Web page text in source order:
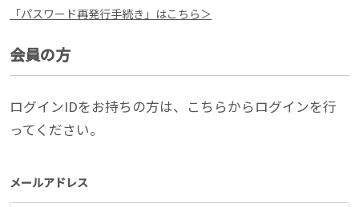
「パスワード再発行手続き」はこちら＞
会員の方
ログインIDをお持ちの方は、こちらからログインを行
ってください。
メールアドレス